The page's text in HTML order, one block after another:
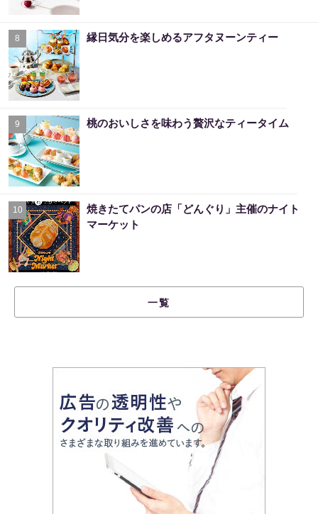
8 縁日気分を楽しめるアフタヌーンティー
9 桃のおいしさを味わう贅沢なティータイム
10
焼きたてパンの店「どんぐり」主催のナイト
マーケット
一覧